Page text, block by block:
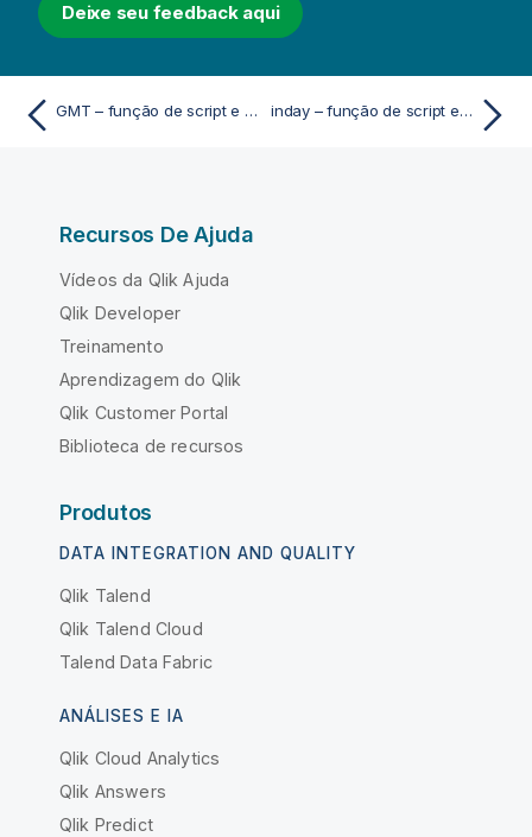
Deixe seu feedback aqui
GMT – função de script e gráfico inday – função de script e gráfico
Recursos De Ajuda
Vídeos da Qlik Ajuda
Qlik Developer
Treinamento
Aprendizagem do Qlik
Qlik Customer Portal
Biblioteca de recursos
Produtos
DATA INTEGRATION AND QUALITY
Qlik Talend
Qlik Talend Cloud
Talend Data Fabric
ANÁLISES E IA
Qlik Cloud Analytics
Qlik Answers
Qlik Predict